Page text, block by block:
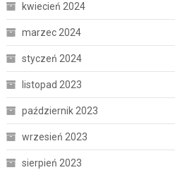
kwiecień 2024
marzec 2024
styczeń 2024
listopad 2023
październik 2023
wrzesień 2023
sierpień 2023